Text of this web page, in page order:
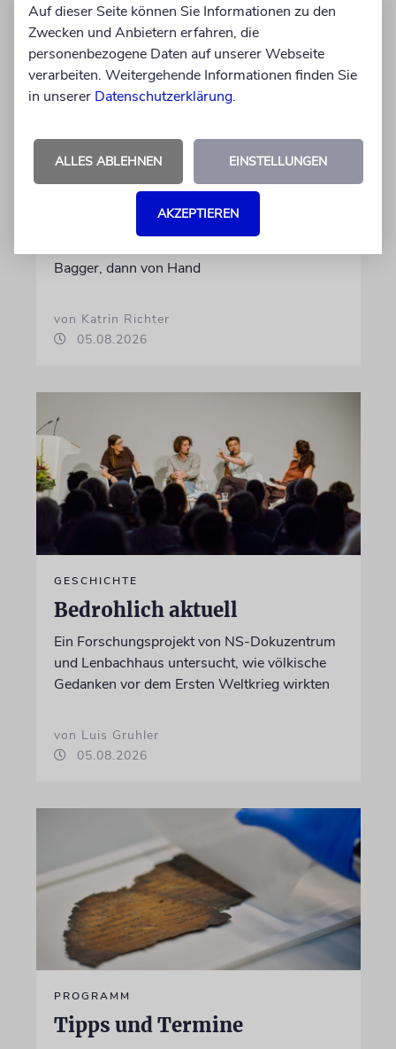
ERFURT
Schicht um Schicht
Dort, wo eben noch Parkplätze waren, wird
Bagger, dann von Hand
von Katrin Richter
05.08.2026
GESCHICHTE
Bedrohlich aktuell
Ein Forschungsprojekt von NS-Dokuzentrum
und Lenbachhaus untersucht, wie völkische
Gedanken vor dem Ersten Weltkrieg wirkten
von Luis Gruhler
05.08.2026
PROGRAMM
Tipps und Termine
Auf dieser Seite können Sie Informationen zu den
Zwecken und Anbietern erfahren, die
personenbezogene Daten auf unserer Webseite
verarbeiten. Weitergehende Informationen finden Sie
in unserer Datenschutzerklärung.
ALLES ABLEHNEN EINSTELLUNGEN
AKZEPTIEREN